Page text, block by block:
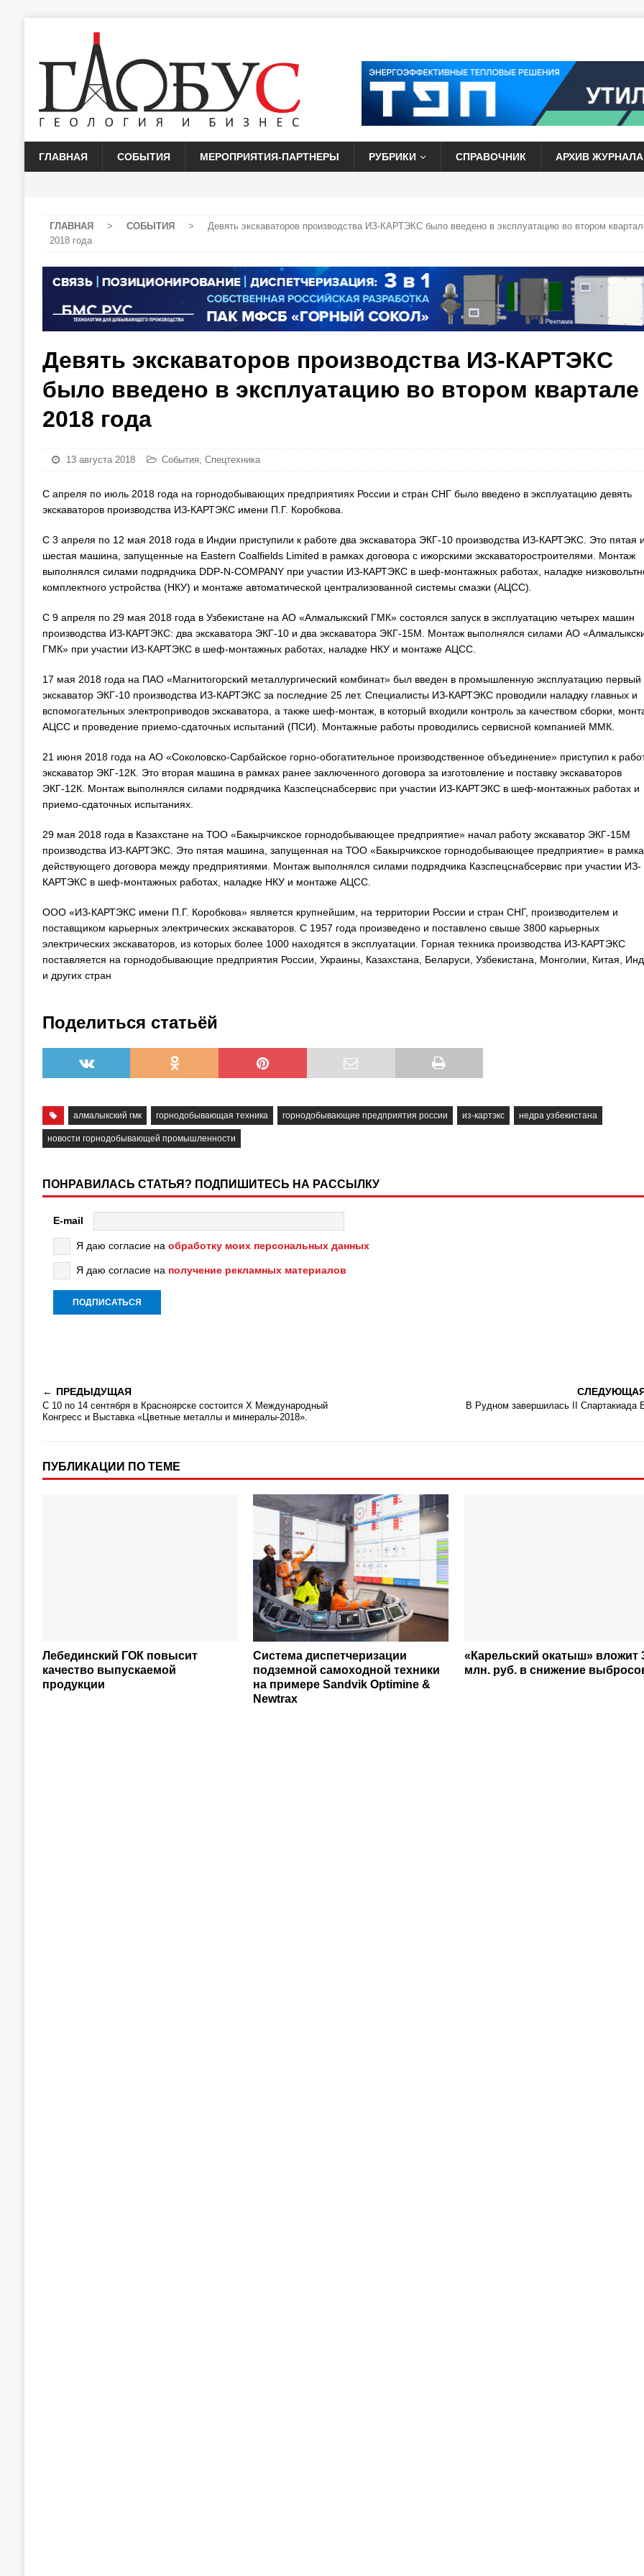
ГЛАВНАЯ СОБЫТИЯ МЕРОПРИЯТИЯ-ПАРТНЕРЫ РУБРИКИ СПРАВОЧНИК АРХИВ ЖУРНАЛА
ГЛАВНАЯ > СОБЫТИЯ >
Девять экскаваторов производства ИЗ-КАРТЭКС было введено в эксплуатацию во втором
2018 года
Девять экскаваторов производства ИЗ-КАРТЭКС
было введено в эксплуатацию во втором квартале
2018 года
13 августа 2018 События, Спецтехника
С апреля по июль 2018 года на горнодобывающих предприятиях России и стран СНГ было введено в эксплуатацию девять
экскаваторов производства ИЗ-КАРТЭКС имени П.Г. Коробкова.
С 3 апреля по 12 мая 2018 года в Индии приступили к работе два экскаватора ЭКГ-10 производства ИЗ-КАРТЭКС. Это пятая
шестая машина, запущенные на Eastern Coalfields Limited в рамках договора с ижорскими экскаваторостроителями. Монтаж
выполнялся силами подрядчика DDP-N-COMPANY при участии ИЗ-КАРТЭКС в шеф-монтажных работах, наладке
комплектного устройства (НКУ) и монтаже автоматической централизованной системы смазки (АЦСС).
С 9 апреля по 29 мая 2018 года в Узбекистане на АО «Алмалыкский ГМК» состоялся запуск в эксплуатацию четырех машин
производства ИЗ-КАРТЭКС: два экскаватора ЭКГ-10 и два экскаватора ЭКГ-15М. Монтаж выполнялся силами АО
ГМК» при участии ИЗ-КАРТЭКС в шеф-монтажных работах, наладке НКУ и монтаже АЦСС.
17 мая 2018 года на ПАО «Магнитогорский металлургический комбинат» был введен в промышленную эксплуатацию первый
экскаватор ЭКГ-10 производства ИЗ-КАРТЭКС за последние 25 лет. Специалисты ИЗ-КАРТЭКС проводили наладку главных и
вспомогательных электроприводов экскаватора, а также шеф-монтаж, в который входили контроль за качеством сборки,
АЦСС и проведение приемо-сдаточных испытаний (ПСИ). Монтажные работы проводились сервисной компанией ММК.
21 июня 2018 года на АО «Соколовско-Сарбайское горно-обогатительное производственное объединение» приступил к
экскаватор ЭКГ-12К. Это вторая машина в рамках ранее заключенного договора за изготовление и поставку экскаваторов
ЭКГ-12К. Монтаж выполнялся силами подрядчика Казспецснабсервис при участии ИЗ-КАРТЭКС в шеф-монтажных работах и
приемо-сдаточных испытаниях.
29 мая 2018 года в Казахстане на ТОО «Бакырчикское горнодобывающее предприятие» начал работу экскаватор ЭКГ-15М
производства ИЗ-КАРТЭКС. Это пятая машина, запущенная на ТОО «Бакырчикское горнодобывающее предприятие» в
действующего договора между предприятиями. Монтаж выполнялся силами подрядчика Казспецснабсервис при участии ИЗ-
КАРТЭКС в шеф-монтажных работах, наладке НКУ и монтаже АЦСС.
ООО «ИЗ-КАРТЭКС имени П.Г. Коробкова» является крупнейшим, на территории России и стран СНГ, производителем и
поставщиком карьерных электрических экскаваторов. С 1957 года произведено и поставлено свыше 3800 карьерных
электрических экскаваторов, из которых более 1000 находятся в эксплуатации. Горная техника производства ИЗ-КАРТЭКС
поставляется на горнодобывающие предприятия России, Украины, Казахстана, Беларуси, Узбекистана, Монголии, Китая,
и других стран
Поделиться статьёй
алмалыкский гмк горнодобывающая техника горнодобывающие предприятия россии из-картэкс недра узбекистана
новости горнодобывающей промышленности
ПОНРАВИЛАСЬ СТАТЬЯ? ПОДПИШИТЕСЬ НА РАССЫЛКУ
E-mail
Я даю согласие на обработку моих персональных данных
Я даю согласие на получение рекламных материалов
ПРЕДЫДУЩАЯ
С 10 по 14 сентября в Красноярске состоится Х Международный
Конгресс и Выставка «Цветные металлы и минералы-2018».
В Рудном завершилась II Спартакиада
ПУБЛИКАЦИИ ПО ТЕМЕ
Лебединский ГОК повысит
качество выпускаемой
продукции
Система диспетчеризации
подземной самоходной техники
на примере Sandvik Optimine &
Newtrax
«Карельский окатыш» вложит
млн. руб. в снижение